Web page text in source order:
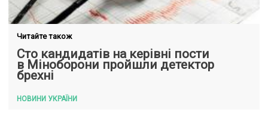
Читайте також
Сто кандидатів на керівні пости
в Міноборони пройшли детектор
брехні
НОВИНИ УКРАЇНИ